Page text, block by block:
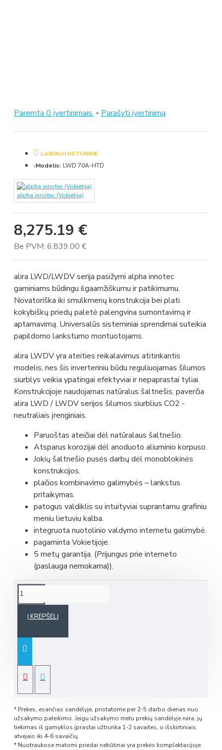
Paremta 0 įvertinimais. - Parašyti įvertinimą
8,275.19 €
Be PVM: 6,839.00 €
LAIKINAI NETURIME
Modelis: LWD 70A-HTD
alpha innotec (Vokietija)
alira LWD/LWDV serija pasižymi alpha innotec
gaminiams būdingu ilgaamžiškumu ir patikimumu.
Novatoriška iki smulkmenų konstrukcija bei plati
kokybiškų priedų paletė palengvina sumontavimą ir
aptarnavimą. Universalūs sisteminiai sprendimai suteikia
papildomo lankstumo montuotojams.
alira LWDV yra ateities reikalavimus atitinkantis
modelis, nes šis inverteriniu būdu reguliuojamas šilumos
siurblys veikia ypatingai efektyviai ir nepaprastai tyliai.
Konstrukcijoje naudojamas natūralus šaltnešis, paverčia
alira LWD / LWDV serijos šilumos siurblius CO2 -
neutraliais įrenginiais.
Paruoštas ateičiai dėl natūralaus šaltnešio.
Atsparus korozijai dėl anoduoto aliuminio korpuso.
Jokių šaltnešio pusės darbų dėl monoblokinės
konstrukcijos.
plačios kombinavimo galimybės – lankstus
pritaikymas.
patogus valdiklis su intuityviai suprantamu grafiniu
meniu lietuviu kalba.
integruota nuotolinio valdymo internetu galimybė.
pagaminta Vokietijoje.
5 metų garantija. (Prijungus prie interneto
(paslauga nemokama)).
Į KREPŠELĮ
* Prekes, esančias sandėlyje, pristatome per 2-5 darbo dienas nuo
užsakymo pateikimo. Jeigu užsakymo metu prekių sandėlyje nėra, jų
tiekimas iš gamyklos įprastai užtrunka 1-2 savaites, o išskirtiniais
atvejais iki 4-6 savaičių.
* Nuotraukose matomi priedai nebūtinai yra prekės komplektacijoje.